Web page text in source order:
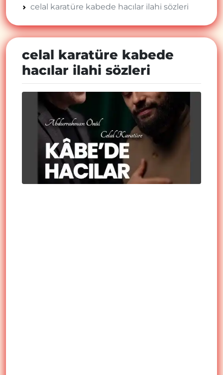
celal karatüre kabede hacılar ilahi sözleri
celal karatüre kabede
hacılar ilahi sözleri